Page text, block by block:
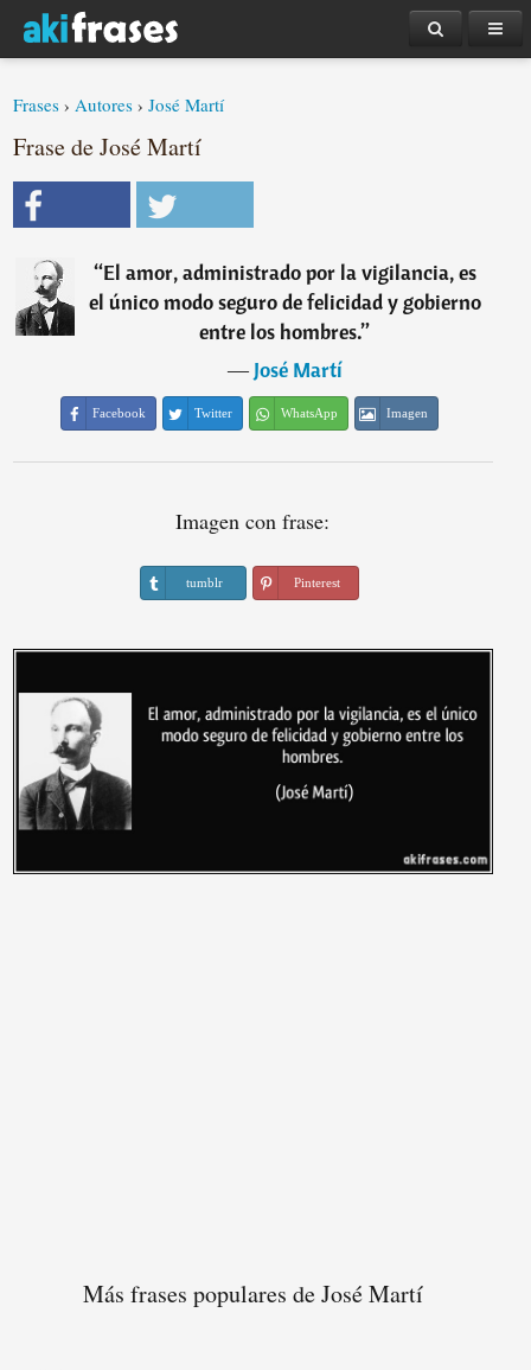
Frases ›Autores ›José Martí
Frase de José Martí
“El amor, administrado por la vigilancia, es
el único modo seguro de felicidad y gobierno
entre los hombres.”
―José Martí
Facebook Twitter WhatsApp Imagen
Imagen con frase:
tumblr Pinterest
Más frases populares de José Martí